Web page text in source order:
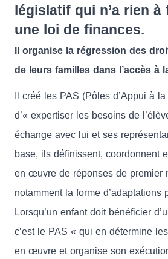
législatif qui n’a rien à
une loi de finances.
Il organise la régression des
de leurs familles dans l’accès à
Il créé les PAS (Pôles d’Appui à
d’« expertiser les besoins de
échange avec lui et ses
base, ils définissent, coordonnent
en œuvre de réponses de premier
notamment la forme d’adaptations
Lorsqu’un enfant doit bénéficier
c’est le PAS « qui en détermine
en œuvre et organise son